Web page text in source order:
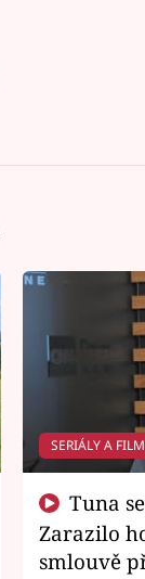
SERIÁLY A
Zarazilo
smlouvě